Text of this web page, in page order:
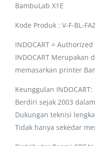
BambuLab X1E
Kode Produk : V-F-BL-
INDOCART =
INDOCART
memasarkan printer
Keunggulan INDOCART:
Berdiri sejak 2003
Dukungan teknisi
Tidak hanya sekedar